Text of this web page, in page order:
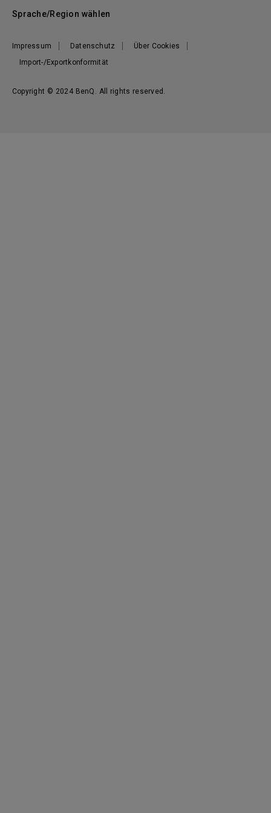
Copyright © 2024 BenQ. All rights reserved.
Impressum Datenschutz
Über Cookies
Import-/Exportkonformität
Sprache/Region wählen